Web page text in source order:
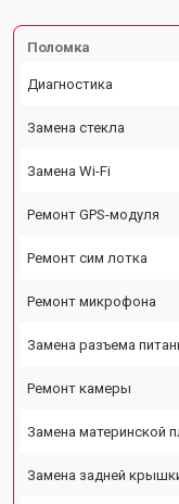
Поломка
Диагностика
Замена стекла
Замена Wi-Fi
Ремонт GPS-модуля
Ремонт сим лотка
Ремонт микрофона
Замена разъема
Ремонт камеры
Замена материнской
Замена задней